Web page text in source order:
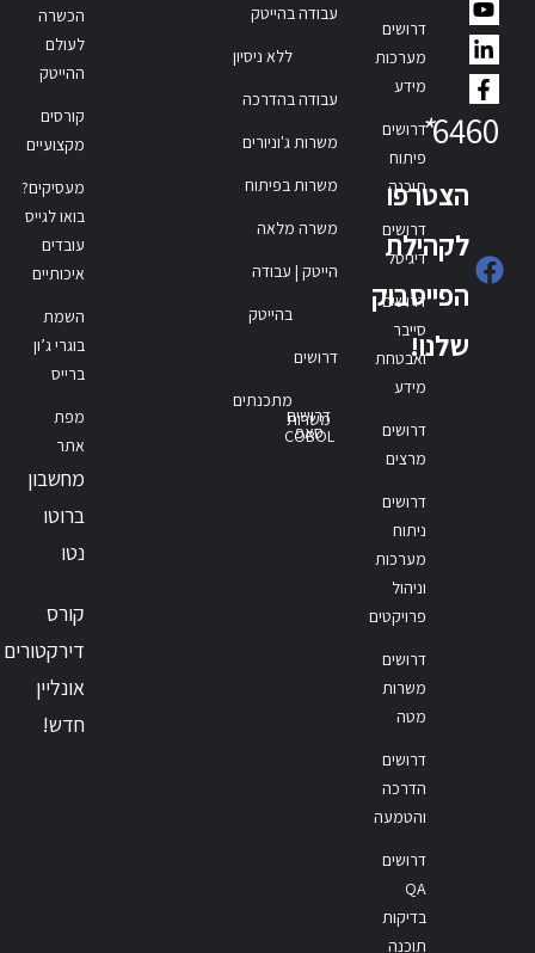
6460
*
הצטרפו
לקהילת
הפייסבוק
שלנו!
דרושים
מערכות
מידע
דרושים
פיתוח
תוכנה
דרושים
דיגיטל
דרושים
סייבר
ואבטחת
מידע
דרושים
מרצים
דרושים
ניתוח
מערכות
וניהול
פרויקטים
דרושים
משרות
מטה
דרושים
הדרכה
והטמעה
דרושים
QA
בדיקות
תוכנה
עבודה בהייטק
ללא ניסיון
עבודה בהדרכה
משרות ג'וניורים
משרות בפיתוח
משרה מלאה
הייטק | עבודה
בהייטק
דרושים
מתכנתים
דרושים
סאפ
משרות
COBOL
הכשרה
לעולם
ההייטק
קורסים
מקצועיים
מעסיקים?
בואו לגייס
עובדים
איכותיים
השמת
בוגרי ג’ון
ברייס
מפת
אתר
מחשבון
ברוטו
נטו
קורס
דירקטורים
אונליין
חדש!